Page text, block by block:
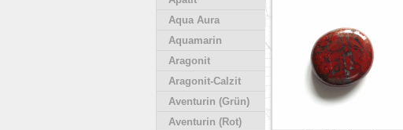
Aqua Aura
Aquamarin
Aragonit
Aragonit-Calzit
Aventurin (Grün)
Aventurin (Rot)